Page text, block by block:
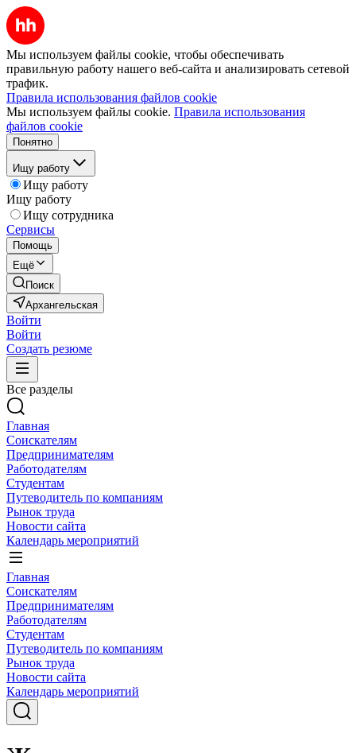
Мы используем файлы cookie, чтобы обеспечивать
правильную работу нашего веб-сайта и анализировать сетевой
трафик.
Правила использования файлов cookie
Мы используем файлы cookie. Правила использования
файлов cookie
Понятно
Ищу работу
Ищу работу
Ищу работу
Ищу сотрудника
Сервисы
Помощь
Ещё
Поиск
Архангельская
Войти
Войти
Создать резюме
Все разделы
Главная
Соискателям
Предпринимателям
Работодателям
Студентам
Путеводитель по компаниям
Рынок труда
Новости сайта
Календарь мероприятий
Главная
Соискателям
Предпринимателям
Работодателям
Студентам
Путеводитель по компаниям
Рынок труда
Новости сайта
Календарь мероприятий